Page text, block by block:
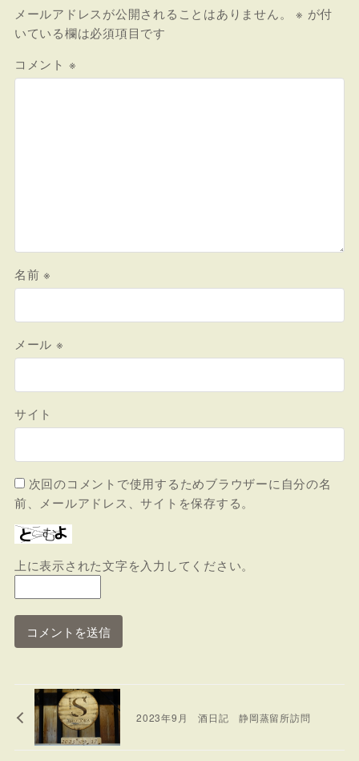
メールアドレスが公開されることはありません。 ※ が付
いている欄は必須項目です
コメント ※
名前※
メール ※
サイト
次回のコメントで使用するためブラウザーに自分の名
前、メールアドレス、サイトを保存する。
上に表示された文字を入力してください。
2023年9月 酒日記 静岡蒸留所訪問